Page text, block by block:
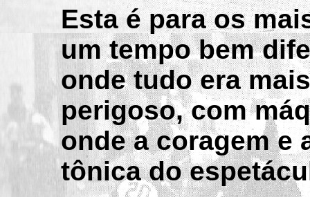
Esta é para os
um tempo bem
onde tudo era
perigoso, com
onde a coragem e
tônica do